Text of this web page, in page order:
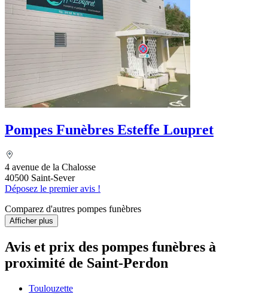
Pompes Funèbres Esteffe Loupret
4 avenue de la Chalosse
40500 Saint-Sever
Déposez le premier avis !
Comparez d'autres pompes funèbres
Afficher plus
Avis et prix des pompes funèbres à
proximité de Saint-Perdon
Toulouzette